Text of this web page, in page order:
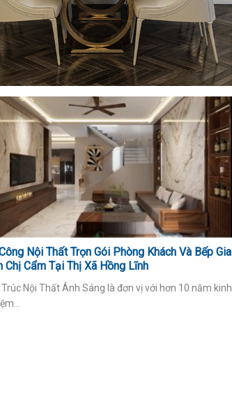
Nội Thất Trọn Gói Phòng Khách Và Bếp Gia
Chị Cẩm Tại Thị Xã Hồng Lĩnh
Trúc Nội Thất Ánh Sáng là đơn vị với hơn 10 năm kinh